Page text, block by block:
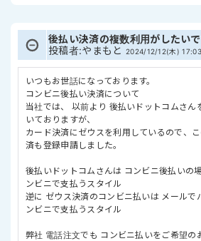
後払い決済の複数利用がしたいで
投稿者:やまもと 2024/12/12(木) 17:03
いつもお世話になっております。
コンビニ後払い決済について
当社では、 以前より 後払いドットコムさん
いておりますが、
カード決済にゼウスを利用しているので、
済も登録申請しました。
後払いドットコムさんは コンビニ後払いの
ンビニで支払うスタイル
逆に ゼウス決済のコンビニ払いは メールで
ンビニで支払うスタイル
弊社 電話注文でも コンビニ払いをご希望の